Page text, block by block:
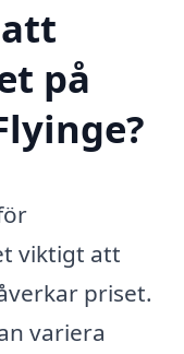
på
viktigt att
priset.
variera